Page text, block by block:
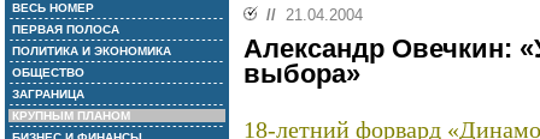
ВЕСЬ НОМЕР
ПЕРВАЯ ПОЛОСА
ПОЛИТИКА И ЭКОНОМИКА
ОБЩЕСТВО
ЗАГРАНИЦА
КРУПНЫМ ПЛАНОМ
// 21.04.2004
Александр Овечкин:
выбора»
18-летний форвард